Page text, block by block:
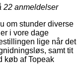
22 anmeldelser
om stunder diverse
i vore dage
lige når det
samt tit
køb af Topeak